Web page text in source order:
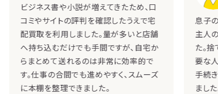
ビジネス書や小説が増えてきたため、口
コミやサイトの評判を確認したうえで宅
配買取を利用しました。量が多いと店舗
へ持ち込むだけでも手間ですが、自宅か
らまとめて送れるのは非常に効率的で
す。仕事の合間でも進めやすく、スムーズ
に本棚を整理できました。
息子
主人
た。
要な
手続
ました